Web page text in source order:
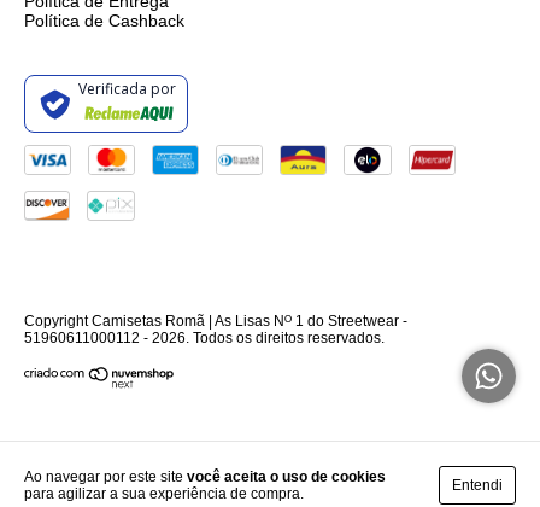
Ao navegar por este site você aceita o uso de cookies
para agilizar a sua experiência de compra.
Entendi
Política de Cashback
Verificada por
Copyright Camisetas Romã | As Lisas Nᴼ 1 do Streetwear -
51960611000112 - 2026. Todos os direitos reservados.